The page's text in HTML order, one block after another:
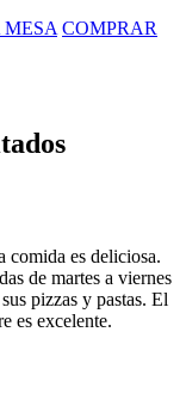
COMPRAR
es deliciosa.
de martes a viernes
pizzas y pastas. El
es excelente.